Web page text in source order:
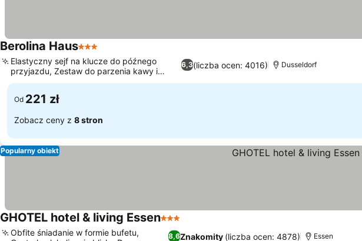
Berolina Haus3 Kategoria
6,3(liczba ocen: 4016)
Elastyczny sejf na klucze do późnego
przyjazdu, Zestaw do parzenia kawy i
herbaty
Dusseldorf
Od 221 zł
Zobacz ceny z 8 stron
Popularny obiekt
GHOTEL hotel & living Essen3 Kategoria
8,6Znakomity (liczba ocen: 4878)
Obfite śniadanie w formie bufetu,
Essen